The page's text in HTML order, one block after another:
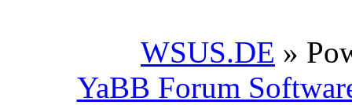
WSUS.DE »
YaBB Forum